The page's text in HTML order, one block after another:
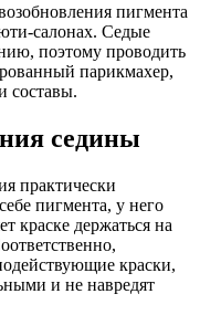
пигмента
салонах. Седые
поэтому проводить
парикмахер,
составы.
седины
практически
пигмента, у него
краске держаться на
краски,
и не навредят